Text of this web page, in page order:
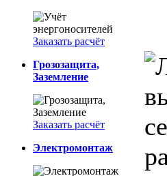
Заказать расчёт
Грозозащита,
Заземление
Заказать расчёт
Электромонтаж